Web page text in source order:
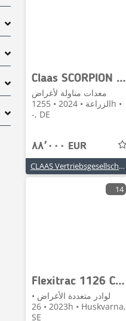
Claas SCORPION 741 VP GEN2
معدات مناولة لأغراض
الزراعة • 2024 • 1255h •
-, DE
٨٨٬٠٠٠ EUR
CLAAS Vertriebsgesellschaft mbH - FIRST CLAAS USED Center Molbergen
14
Flexitrac 1126 CAB
لوادر متعددة الأغراض •
2023 • 26h • Huskvarna,
SE